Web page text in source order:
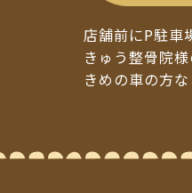
店舗前にP駐車
きゅう整骨院
きめの車の方